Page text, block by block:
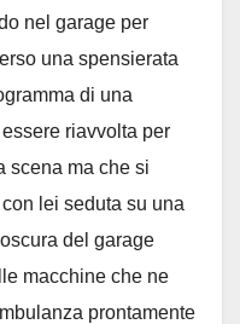
nel garage per
una spensierata
di una
riavvolta per
scena ma che si
lei seduta su una
del garage
macchine che ne
prontamente